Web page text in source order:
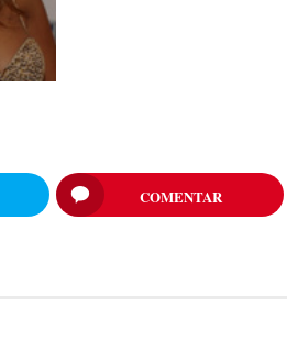
COMENTAR